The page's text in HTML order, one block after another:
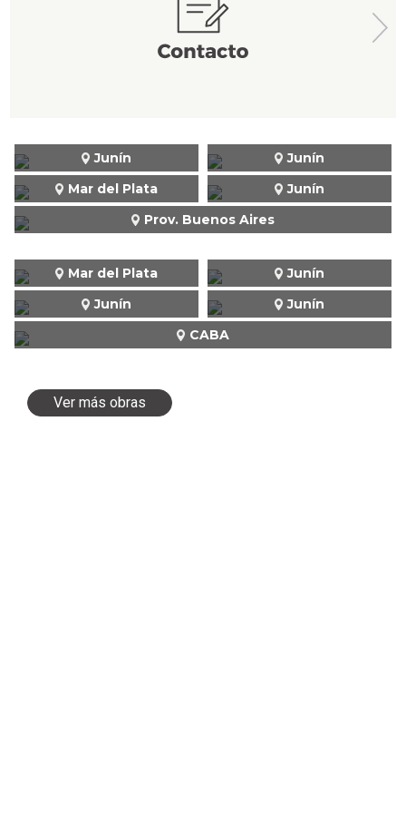
Junín
Prov. Buenos Aires
Junín
Mar del Plata
Junín
Mar del Plata
Junín
Junín
Junín
CABA
Ver más obras